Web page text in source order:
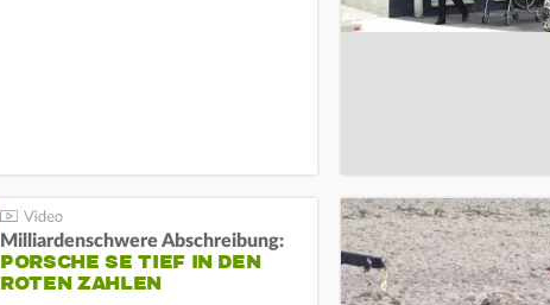
Milliardenschwere Abschreibung:
PORSCHE SE TIEF IN DEN
ROTEN ZAHLEN